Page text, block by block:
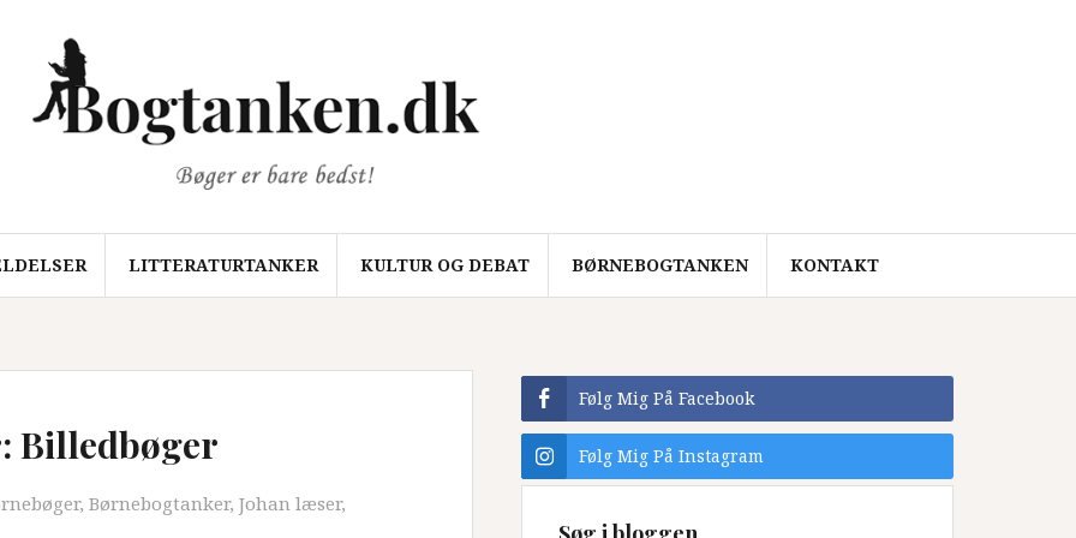
LITTERATURTANKER KULTUR OG DEBAT BØRNEBOGTANKEN KONTAKT
Billedbøger
, Børnebogtanker, Johan læser,
Følg Mig På Facebook
Følg Mig På Instagram